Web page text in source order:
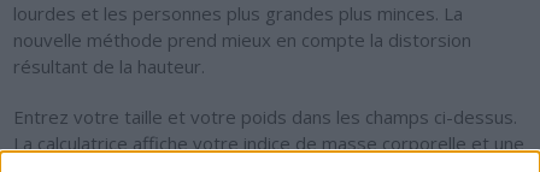
lourdes et les personnes plus grandes plus minces. La
nouvelle méthode prend mieux en compte la distorsion
résultant de la hauteur.
Entrez votre taille et votre poids dans les champs ci-dessus.
La calculatrice affiche votre indice de masse corporelle et une